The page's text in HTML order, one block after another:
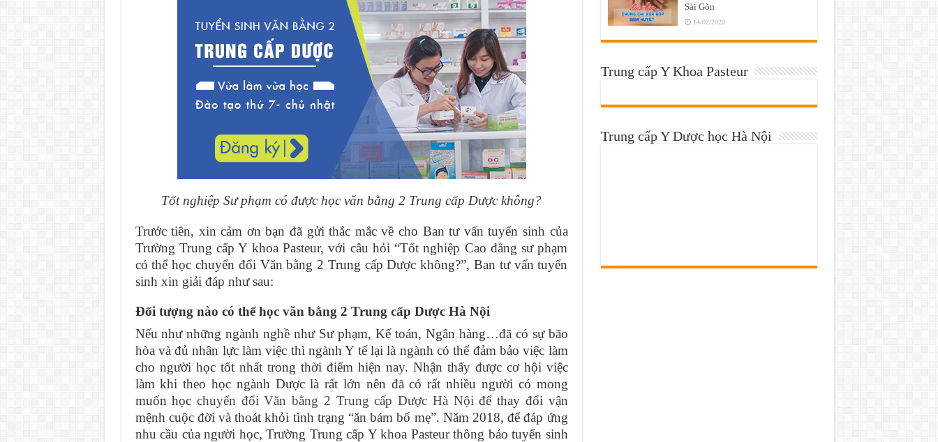
Tốt nghiệp Sư phạm có được học văn bằng 2 Trung cấp Dược không?
Trước tiên, xin cảm ơn bạn đã gửi thắc mắc về cho Ban tư vấn tuyển sinh của
Trường Trung cấp Y khoa Pasteur, với câu hỏi “Tốt nghiệp Cao đẳng sư phạm
có thể học chuyển đổi Văn bằng 2 Trung cấp Dược không?”, Ban tư vấn tuyển
sinh xin giải đáp như sau:
Đối tượng nào có thể học văn bằng 2 Trung cấp Dược Hà Nội
Nếu như những ngành nghề như Sư phạm, Kế toán, Ngân hàng…đã có sự bão
hòa và đủ nhân lực làm việc thì ngành Y tế lại là ngành có thể đảm bảo việc làm
cho người học tốt nhất trong thời điểm hiện nay. Nhận thấy được cơ hội việc
làm khi theo học ngành Dược là rất lớn nên đã có rất nhiều người có mong
muốn học chuyển đổi Văn bằng 2 Trung cấp Dược Hà Nội để thay đổi vận
mệnh cuộc đời và thoát khỏi tình trạng “ăn bám bố mẹ”. Năm 2018, để đáp ứng
nhu cầu của người học, Trường Trung cấp Y khoa Pasteur thông báo tuyển sinh
Sài Gòn
14/02/2020
Trung cấp Y Khoa Pasteur
Trung cấp Y Dược học Hà Nội